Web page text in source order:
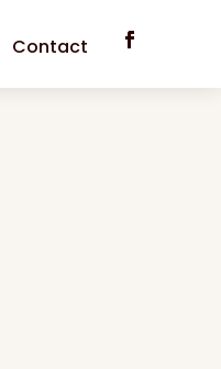
Contact